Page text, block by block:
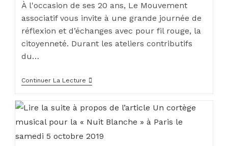
À l'occasion de ses 20 ans, Le Mouvement
associatif vous invite à une grande journée de
réflexion et d’échanges avec pour fil rouge, la
citoyenneté. Durant les ateliers contributifs
du…
Continuer La Lecture